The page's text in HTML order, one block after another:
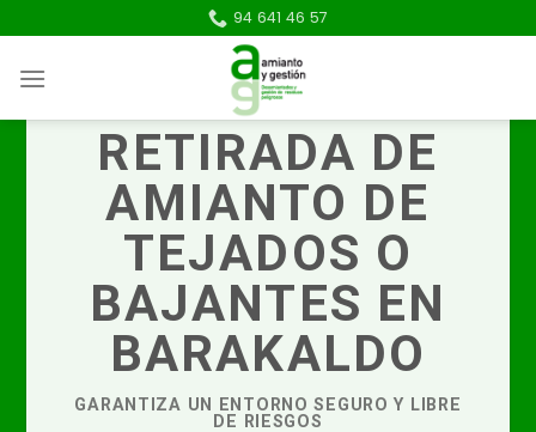
to
content
94 641 46 57
RETIRADA DE
AMIANTO DE
TEJADOS O
BAJANTES EN
BARAKALDO
GARANTIZA UN ENTORNO SEGURO Y LIBRE
DE RIESGOS